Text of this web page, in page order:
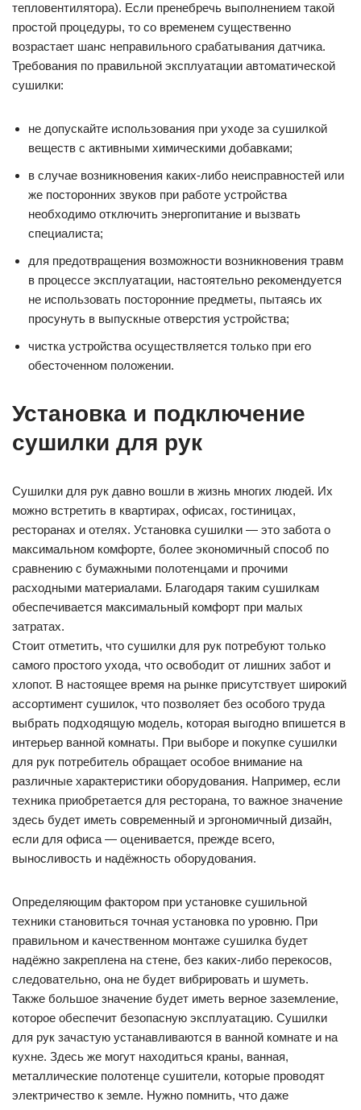
тепловентилятора). Если пренебречь выполнением такой
простой процедуры, то со временем существенно
возрастает шанс неправильного срабатывания датчика.
Требования по правильной эксплуатации автоматической
сушилки:
не допускайте использования при уходе за сушилкой
веществ с активными химическими добавками;
в случае возникновения каких-либо неисправностей или
же посторонних звуков при работе устройства
необходимо отключить энергопитание и вызвать
специалиста;
для предотвращения возможности возникновения травм
в процессе эксплуатации, настоятельно рекомендуется
не использовать посторонние предметы, пытаясь их
просунуть в выпускные отверстия устройства;
чистка устройства осуществляется только при его
обесточенном положении.
Установка и подключение
сушилки для рук
Сушилки для рук давно вошли в жизнь многих людей. Их
можно встретить в квартирах, офисах, гостиницах,
ресторанах и отелях. Установка сушилки — это забота о
максимальном комфорте, более экономичный способ по
сравнению с бумажными полотенцами и прочими
расходными материалами. Благодаря таким сушилкам
обеспечивается максимальный комфорт при малых
затратах.
Стоит отметить, что сушилки для рук потребуют только
самого простого ухода, что освободит от лишних забот и
хлопот. В настоящее время на рынке присутствует широкий
ассортимент сушилок, что позволяет без особого труда
выбрать подходящую модель, которая выгодно впишется в
интерьер ванной комнаты. При выборе и покупке сушилки
для рук потребитель обращает особое внимание на
различные характеристики оборудования. Например, если
техника приобретается для ресторана, то важное значение
здесь будет иметь современный и эргономичный дизайн,
если для офиса — оценивается, прежде всего,
выносливость и надёжность оборудования.
Определяющим фактором при установке сушильной
техники становиться точная установка по уровню. При
правильном и качественном монтаже сушилка будет
надёжно закреплена на стене, без каких-либо перекосов,
следовательно, она не будет вибрировать и шуметь.
Также большое значение будет иметь верное заземление,
которое обеспечит безопасную эксплуатацию. Сушилки
для рук зачастую устанавливаются в ванной комнате и на
кухне. Здесь же могут находиться краны, ванная,
металлические полотенце сушители, которые проводят
электричество к земле. Нужно помнить, что даже